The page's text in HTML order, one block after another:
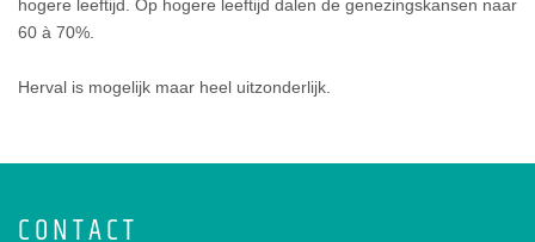
hogere leeftijd. Op hogere leeftijd dalen de genezingskansen naar
60 à 70%.
Herval is mogelijk maar heel uitzonderlijk.
CONTACT